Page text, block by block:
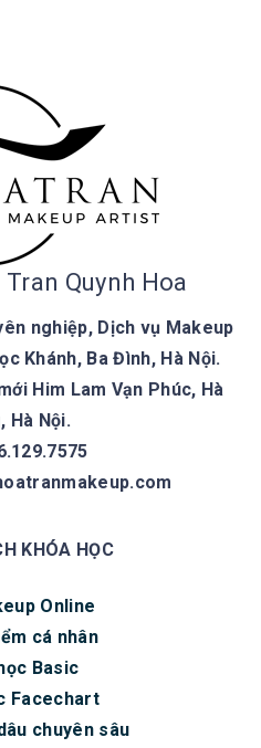
Quynh Hoa
nghiệp, Dịch vụ Makeup
Khánh, Ba Đình, Hà Nội.
Him Lam Vạn Phúc, Hà
Hà Nội.
KHÓA HỌC
Online
cá nhân
Basic
Facechart
chuyên sâu